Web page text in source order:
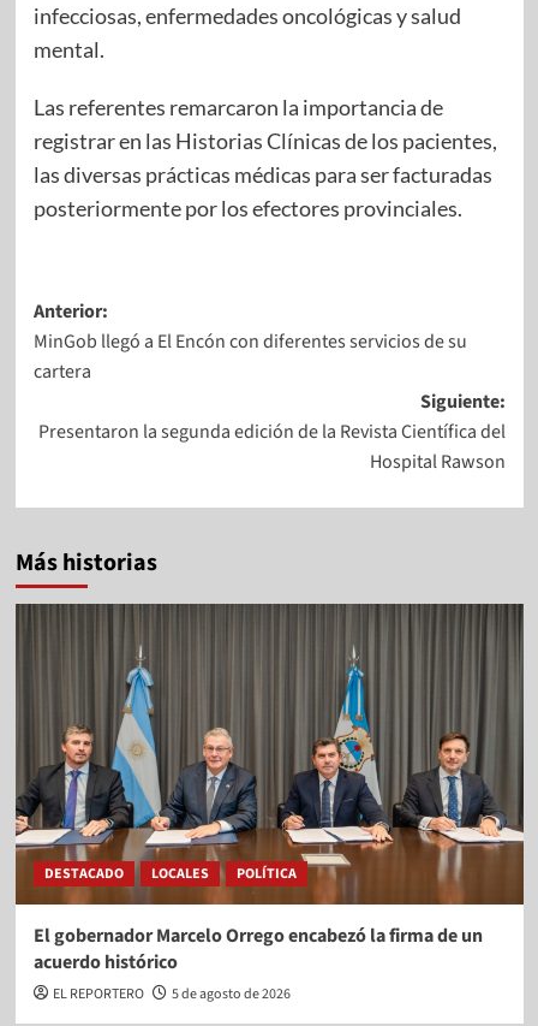
infecciosas, enfermedades oncológicas y salud
mental.
Las referentes remarcaron la importancia de
registrar en las Historias Clínicas de los pacientes,
las diversas prácticas médicas para ser facturadas
posteriormente por los efectores provinciales.
Anterior:
MinGob llegó a El Encón con diferentes servicios de su
cartera
Siguiente:
Presentaron la segunda edición de la Revista Científica del
Hospital Rawson
Más historias
DESTACADO LOCALES POLÍTICA
El gobernador Marcelo Orrego encabezó la firma de un
acuerdo histórico
EL REPORTERO 5 de agosto de 2026